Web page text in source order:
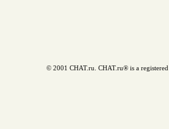
© 2001 CHAT.ru. CHAT.ru® is a